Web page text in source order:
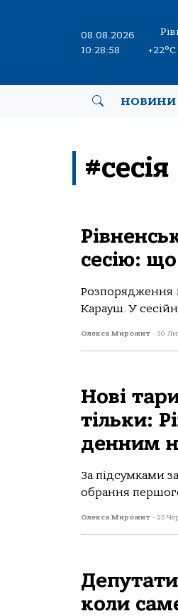
08.08.2026
10:28:58
+22°C
НОВИНИ
#сесія
сесію:
Розпорядження
Карауш. У
Олекса Мирожит - 30
Нові
тільки:
денним
За підсумками
обрання
Олекса Мирожит - 25
коли